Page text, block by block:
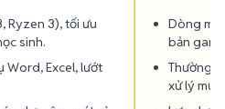
Ryzen 3), tối ưu
sinh.
Word, Excel, lướt
Dòng
bản
Thường
xử lý